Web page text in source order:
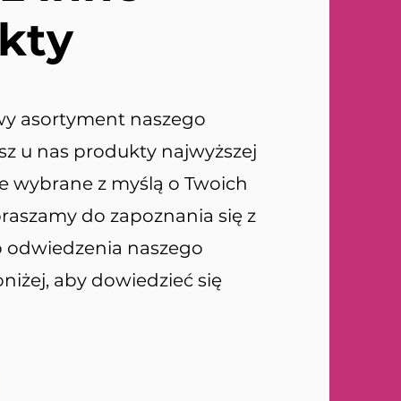
asortyment naszego
u nas produkty najwyższej
wybrane z myślą o Twoich
do zapoznania się z
odwiedzenia naszego
aby dowiedzieć się